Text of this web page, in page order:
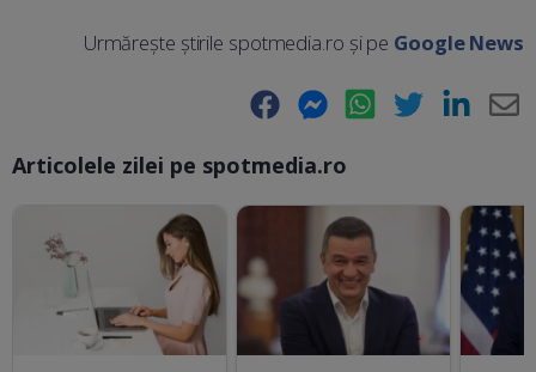
Urmărește știrile spotmedia.ro și pe Google News
Facebook Messenger WhatsApp Twitter LinkedIn
Articolele zilei pe spotmedia.ro